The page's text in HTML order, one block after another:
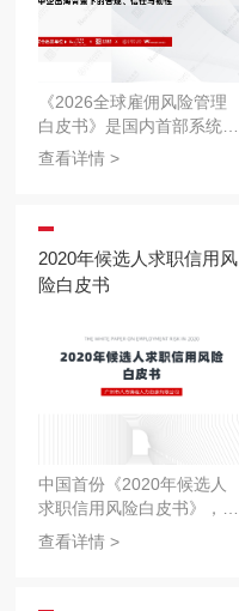
《2026全球雇佣风险管理
白皮书》是国内首部系统融
合全球职业信用风控、全球
·韧性”为核心理念，从宏观
格局到微观操作，从风险识
别到应对策略，为企业全球
可追溯、可防御的“风险地
图与合规指南”。
查看详情 >
2020年候选人求职信用风
险白皮书
中国首份《2020年候选人
求职信用风险白皮书》，区
别于单个行业的求职信用风
查看详情 >